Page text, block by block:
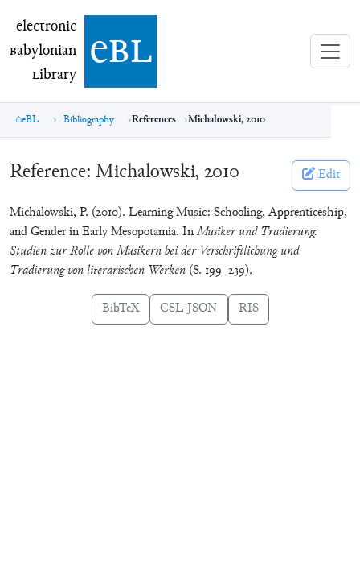
electronic Babylonian Library (eBL)
electronic
Babylonian
Library ebl
eBL Bibliography References Michalowski, 2010
Reference: Michalowski, 2010 Edit
Michalowski, P. (2010). Learning Music: Schooling, Apprenticeship,
and Gender in Early Mesopotamia. InMusiker und Tradierung.
Studien zur Rolle von Musikern bei der Verschriftlichung und
Tradierung von literarischen Werken (S. 199–239).
BibTeX CSL-JSON RIS